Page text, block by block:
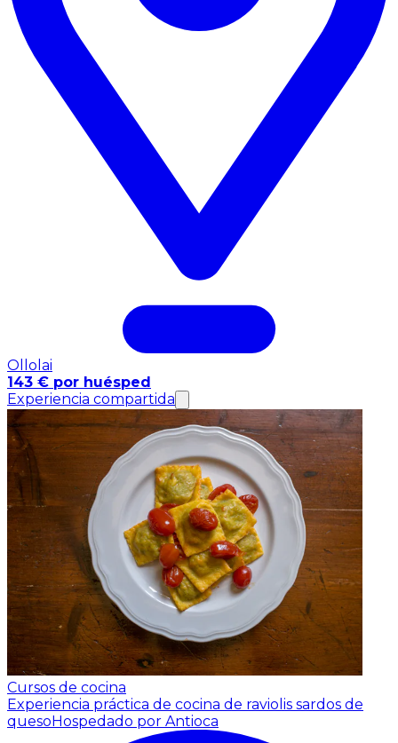
Ollolai
143 € por huésped
Experiencia compartida
Cursos de cocina
Experiencia práctica de cocina de raviolis sardos de
quesoHospedado por Antioca